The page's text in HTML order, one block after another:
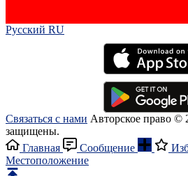
Русский RU‎
Связаться с нами Авторское право ©
защищены.
Главная
Сообщение
Местоположение